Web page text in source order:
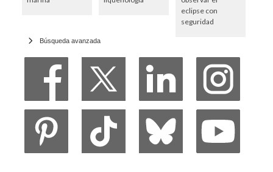
eclipse con
seguridad
Búsqueda avanzada